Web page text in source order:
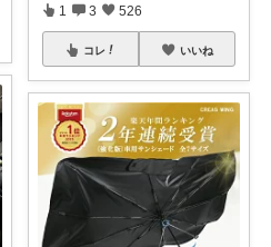
1 3 526
コレ いいね